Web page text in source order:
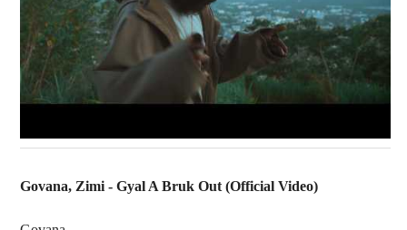
Govana, Zimi - Gyal A Bruk Out (Official Video)